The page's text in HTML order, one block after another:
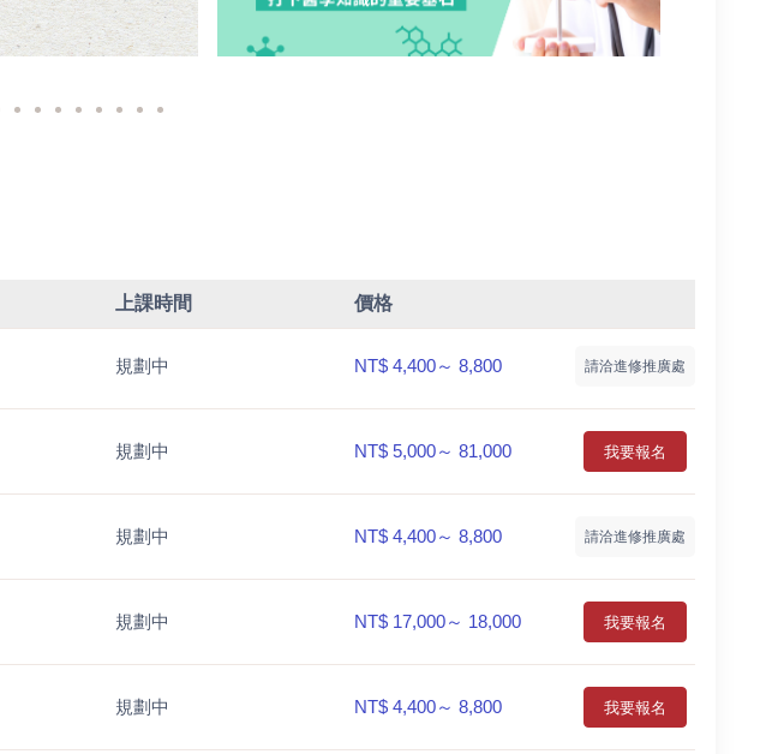
上課時間 價格
規劃中 NT$ 4,400～ 8,800 請洽進修推廣處
規劃中 NT$ 5,000～ 81,000 我要報名
規劃中 NT$ 4,400～ 8,800 請洽進修推廣處
規劃中 NT$ 17,000～ 18,000 我要報名
規劃中 NT$ 4,400～ 8,800 我要報名